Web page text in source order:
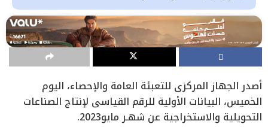
أصدر الجهاز المركزي للتعبئة العامة والإحصاء، اليوم
الخميس، البيانات الأولية للرقم القياسي لإنتاج الصناعات
التحويلية والاستخراجية عن شهـر مايو2023.